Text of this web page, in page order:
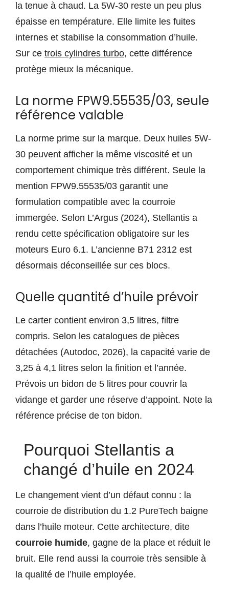
la tenue à chaud. La 5W-30 reste un peu plus
épaisse en température. Elle limite les fuites
internes et stabilise la consommation d’huile.
Sur ce trois cylindres turbo, cette différence
protège mieux la mécanique.
La norme FPW9.55535/03, seule
référence valable
La norme prime sur la marque. Deux huiles 5W-
30 peuvent afficher la même viscosité et un
comportement chimique très différent. Seule la
mention FPW9.55535/03 garantit une
formulation compatible avec la courroie
immergée. Selon L’Argus (2024), Stellantis a
rendu cette spécification obligatoire sur les
moteurs Euro 6.1. L’ancienne B71 2312 est
désormais déconseillée sur ces blocs.
Quelle quantité d’huile prévoir
Le carter contient environ 3,5 litres, filtre
compris. Selon les catalogues de pièces
détachées (Autodoc, 2026), la capacité varie de
3,25 à 4,1 litres selon la finition et l’année.
Prévois un bidon de 5 litres pour couvrir la
vidange et garder une réserve d’appoint. Note la
référence précise de ton bidon.
Pourquoi Stellantis a
changé d’huile en 2024
Le changement vient d’un défaut connu : la
courroie de distribution du 1.2 PureTech baigne
dans l’huile moteur. Cette architecture, dite
courroie humide, gagne de la place et réduit le
bruit. Elle rend aussi la courroie très sensible à
la qualité de l’huile employée.